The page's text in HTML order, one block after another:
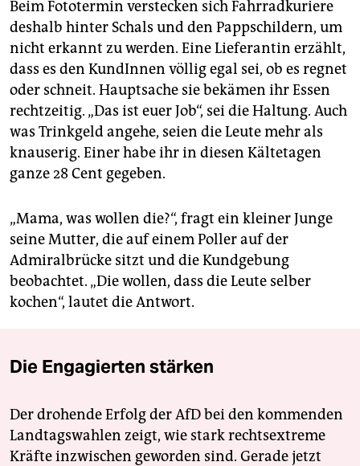
Beim Fototermin verstecken sich Fahrradkuriere
deshalb hinter Schals und den Pappschildern, um
nicht erkannt zu werden. Eine Lieferantin erzählt,
dass es den KundInnen völlig egal sei, ob es regnet
oder schneit. Hauptsache sie bekämen ihr Essen
rechtzeitig. „Das ist euer Job“, sei die Haltung. Auch
was Trinkgeld angehe, seien die Leute mehr als
knauserig. Einer habe ihr in diesen Kältetagen
ganze 28 Cent gegeben.
„Mama, was wollen die?“, fragt ein kleiner Junge
seine Mutter, die auf einem Poller auf der
Admiralbrücke sitzt und die Kundgebung
beobachtet. „Die wollen, dass die Leute selber
kochen“, lautet die Antwort.
Die Engagierten stärken
Der drohende Erfolg der AfD bei den kommenden
Landtagswahlen zeigt, wie stark rechtsextreme
Kräfte inzwischen geworden sind. Gerade jetzt